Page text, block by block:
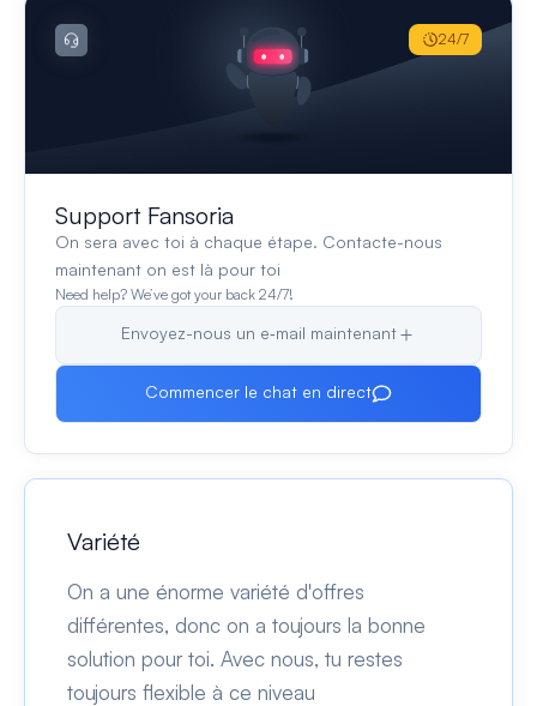
Support Fansoria
On sera avec toi à chaque étape. Contacte-nous
maintenant on est là pour toi
Need help? We’ve got your back 24/7!
Envoyez-nous un e‑mail maintenant
Commencer le chat en direct
24/7
Variété
On a une énorme variété d'offres
différentes, donc on a toujours la bonne
solution pour toi. Avec nous, tu restes
toujours flexible à ce niveau